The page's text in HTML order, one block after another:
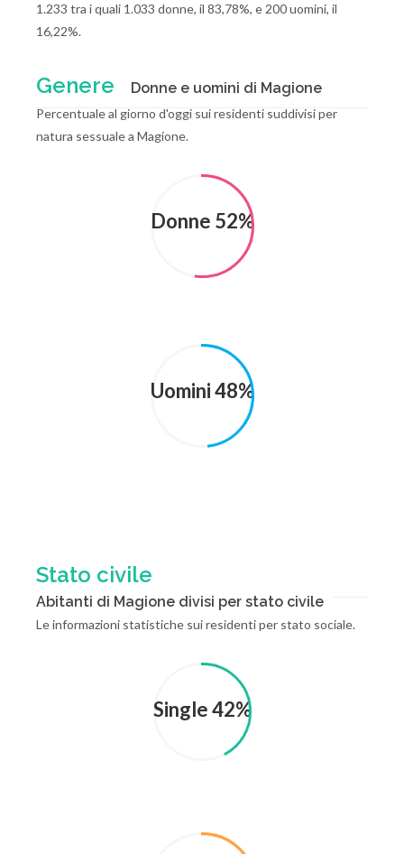
1.233 tra i quali 1.033 donne, il 83,78%, e 200 uomini, il
16,22%.
Genere Donne e uomini di Magione
Percentuale al giorno d'oggi sui residenti suddivisi per
natura sessuale a Magione.
Donne 52%
Uomini 48%
Stato civile
Abitanti di Magione divisi per stato civile
Le informazioni statistiche sui residenti per stato sociale.
Single 42%